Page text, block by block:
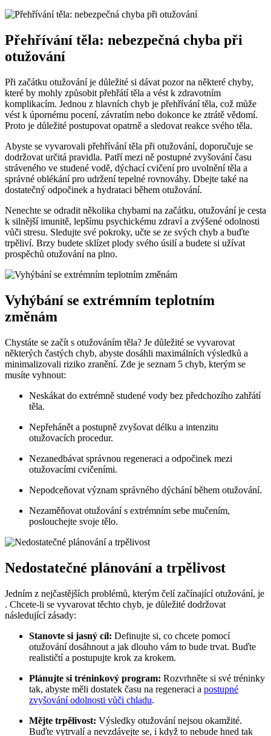
Přehřívání těla: nebezpečná chyba při
otužování
Při začátku otužování je důležité si dávat pozor na některé chyby,
které by mohly způsobit přehřátí těla a vést k zdravotním
komplikacím. Jednou z hlavních chyb je přehřívání těla, což může
vést k úpornému pocení, závratím nebo dokonce ke ztrátě vědomí.
Proto je důležité postupovat opatrně a sledovat reakce svého těla.
Abyste se vyvarovali přehřívání těla při otužování, doporučuje se
dodržovat určitá pravidla. Patří mezi ně postupné zvyšování času
stráveného ve studené vodě, dýchací cvičení pro uvolnění těla a
správné oblékání pro udržení tepelné rovnováhy. Dbejte také na
dostatečný odpočinek a hydrataci během otužování.
Nenechte se odradit několika chybami na začátku, otužování je cesta
k silnější imunitě, lepšímu psychickému zdraví a zvýšené odolnosti
vůči stresu. Sledujte své pokroky, učte se ze svých chyb a buďte
trpěliví. Brzy budete sklízet plody svého úsilí a budete si užívat
prospěchů otužování na plno.
Vyhýbání se extrémním teplotním
změnám
Chystáte se začít s otužováním těla? Je důležité se vyvarovat
některých častých chyb, abyste dosáhli maximálních výsledků a
minimalizovali riziko zranění. Zde je seznam 5 chyb, kterým se
musíte vyhnout:
Neskákat do extrémně studené vody bez předchozího zahřátí
těla.
Nepřehánět a postupně zvyšovat délku a intenzitu
otužovacích procedur.
Nezanedbávat správnou regeneraci a odpočinek mezi
otužovacími cvičeními.
Nepodceňovat význam správného dýchání během otužování.
Nezaměňovat otužování s extrémním sebe mučením,
poslouchejte svoje tělo.
Nedostatečné plánování a trpělivost
Jedním z nejčastějších problémů, kterým čelí začínající otužování, je
. Chcete-li se vyvarovat těchto chyb, je důležité dodržovat
následující zásady:
Stanovte si jasný cíl: Definujte si, co chcete pomocí
otužování dosáhnout a jak dlouho vám to bude trvat. Buďte
realističtí a postupujte krok za krokem.
Plánujte si tréninkový program: Rozvrhněte si své tréninky
tak, abyste měli dostatek času na regeneraci a postupné
zvyšování odolnosti vůči chladu.
Mějte trpělivost: Výsledky otužování nejsou okamžité.
Buďte vytrvalí a nevzdávejte se, i když to nebude hned tak